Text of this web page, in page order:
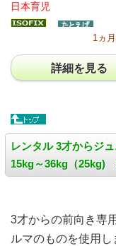
日本育児
1ヵ
詳細を見る
レンタル 3才からジ
15kg～36kg（25kg)
3才からの前向き専
ルマのものを使用し